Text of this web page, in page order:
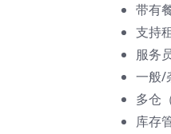
带有
支持
服务
一般/
多仓
库存